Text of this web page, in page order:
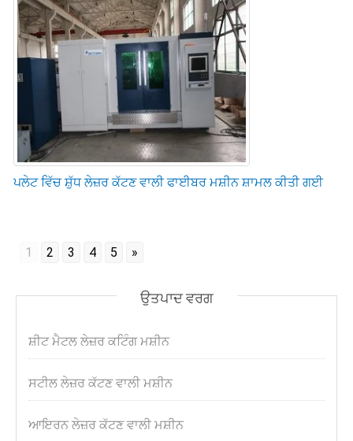
ਪਲੇਟ ਵਿੱਚ ਸ਼ੁੱਧ ਲੇਜ਼ਰ ਕੱਟਣ ਵਾਲੀ ਫਾਈਬਰ ਮਸ਼ੀਨ ਸ਼ਾਮਲ ਕੀਤੀ ਗਈ
1 2 3 4 5 »
ਉਤਪਾਦ ਵਰਗ
ਸ਼ੀਟ ਮੈਟਲ ਲੇਜ਼ਰ ਕਟਿੰਗ ਮਸ਼ੀਨ
ਸਟੀਲ ਲੇਜ਼ਰ ਕੱਟਣ ਵਾਲੀ ਮਸ਼ੀਨ
ਆਇਰਨ ਲੇਜ਼ਰ ਕੱਟਣ ਵਾਲੀ ਮਸ਼ੀਨ